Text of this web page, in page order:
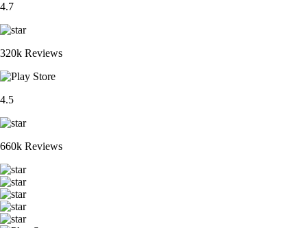
4.7
320k Reviews
4.5
660k Reviews